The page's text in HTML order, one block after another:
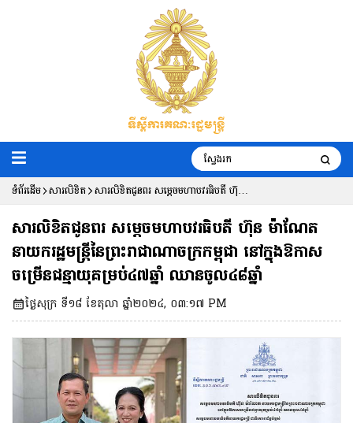
ទំព័រដើម សារលិខិត សារលិខិតជូនពរ សម្តេចមហាបវរធិបតី ហ៊ុន
ម៉ាណែត នាយករដ្ឋមន្ត្រីនៃព្រះរាជាណាចក្រ
កម្ពុជា នៅក្នុងឱកាសចម្រើនជន្មាយុ
គម្រប់៤៧ឆ្នាំ ឈានចូល៤៨ឆ្នាំ
សារលិខិតជូនពរ សម្តេចមហាបវរធិបតី ហ៊ុន ម៉ាណែត
នាយករដ្ឋមន្ត្រីនៃព្រះរាជាណាចក្រកម្ពុជា នៅក្នុងឱកាស
ចម្រើនជន្មាយុគម្រប់៤៧ឆ្នាំ ឈានចូល៤៨ឆ្នាំ
ថ្ងៃសុក្រ ទី១៨ ខែតុលា ឆ្នាំ២០២៤, ០៣:១៧ PM